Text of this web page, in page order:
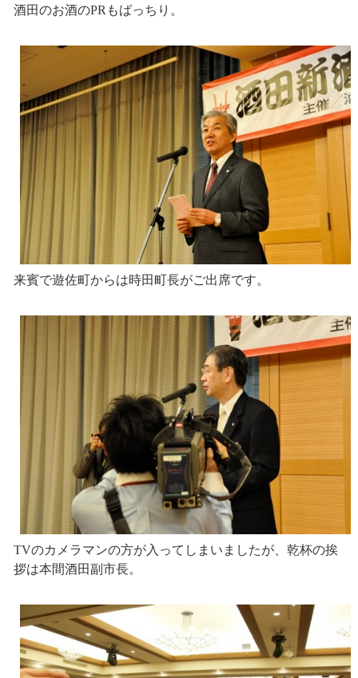
酒田のお酒のPRもばっちり。
来賓で遊佐町からは時田町長がご出席です。
TVのカメラマンの方が入ってしまいましたが、乾杯の挨
拶は本間酒田副市長。